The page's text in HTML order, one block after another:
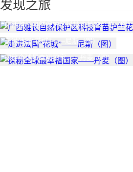
发现之旅
广西雅长自然保护区科技育苗护兰花（图）
走进法国“花城”——尼斯（图）
探秘全球最幸福国家——丹麦（图）